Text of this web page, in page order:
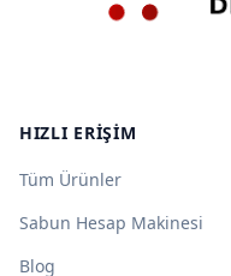
HIZLI ERIŞIM
Tüm Ürünler
Sabun Hesap Makinesi
Blog